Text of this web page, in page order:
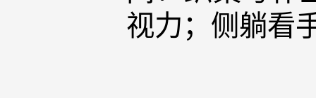
视力；侧躺看